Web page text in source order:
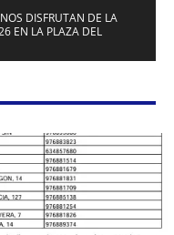
DISFRUTAN DE LA
EN LA PLAZA DEL